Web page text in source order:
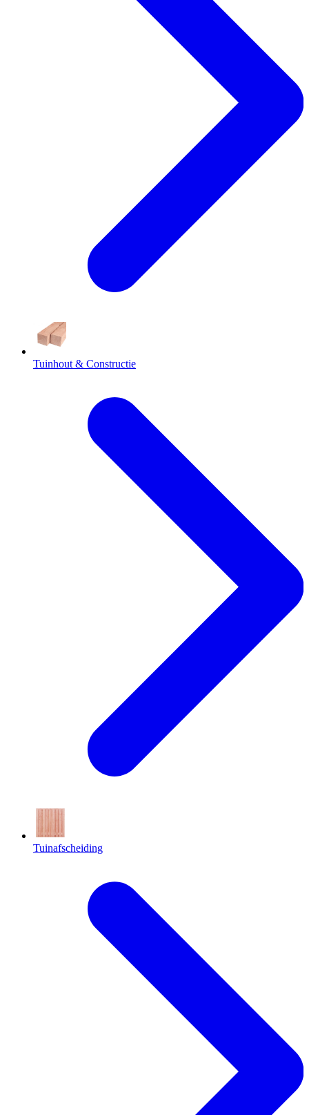
Tuinhout & Constructie
Tuinafscheiding